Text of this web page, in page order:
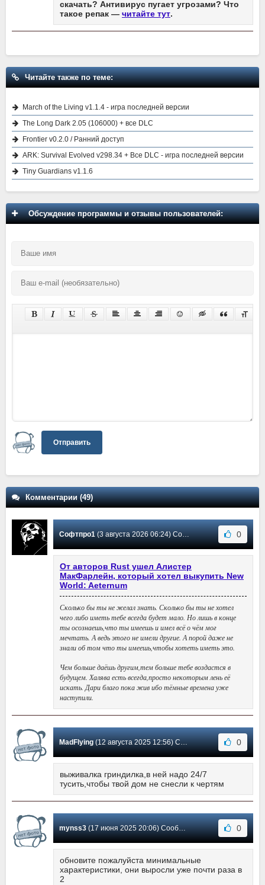
скачать? Антивирус пугает угрозами? Что
такое репак — читайте тут.
Читайте также по теме:
March of the Living v1.1.4 - игра последней версии
The Long Dark 2.05 (106000) + все DLC
Frontier v0.2.0 / Ранний доступ
ARK: Survival Evolved v298.34 + Все DLC - игра последней версии
Tiny Guardians v1.1.6
Обсуждение программы и отзывы пользователей:
Отправить
Комментарии (49)
Софтпро1(3 августа 2026 06:24) Сообщение #48 0
От авторов Rust ушел Алистер
МакФарлейн, который хотел выкупить New
World: Aeternum
Сколько бы ты не желал знать. Сколько бы ты не хотел
чего либо иметь тебе всегда будет мало. Но лишь в конце
ты осознаешь,что ты имеешь и имел всё о чём мог
мечтать. А ведь этого не имели другие. А порой даже не
знали об том что ты имеешь,чтобы хотеть иметь это.
Чем больше даёшь другим,тем больше тебе воздастся в
будущем. Халява есть всегда,просто некоторым лень её
искать. Дари благо пока жив ибо тёмные времена уже
наступили.
MadFlying(12 августа 2025 12:56) Сообщение #47 0
выживалка гриндилка,в ней надо 24/7
тусить,чтобы твой дом не снесли к чертям
mynss3(17 июня 2025 20:06) Сообщение #46 0
обновите пожалуйста минимальные
характеристики, они выросли уже почти раза в
2